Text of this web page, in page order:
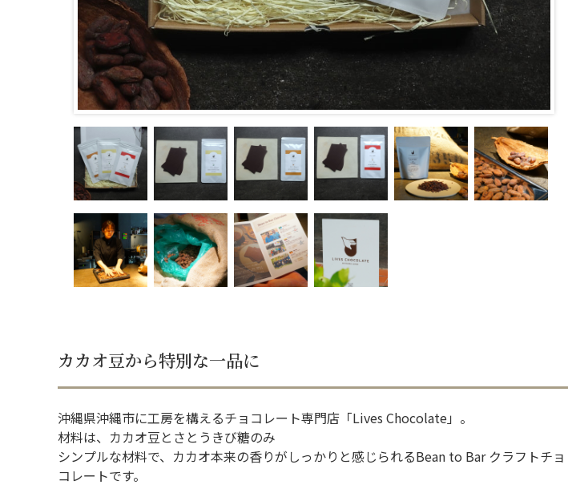
カカオ豆から特別な一品に
沖縄県沖縄市に工房を構えるチョコレート専門店「Lives Chocolate」。
材料は、カカオ豆とさとうきび糖のみ
シンプルな材料で、カカオ本来の香りがしっかりと感じられるBean to Bar クラフトチョ
コレートです。